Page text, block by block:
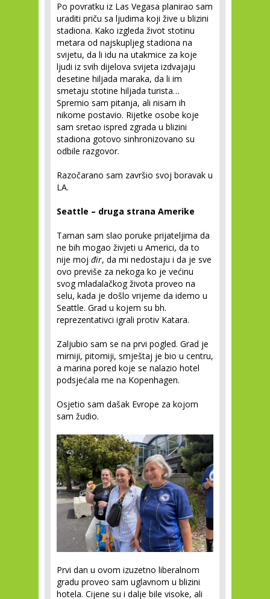
Po povratku iz Las Vegasa planirao sam
uraditi priču sa ljudima koji žive u blizini
stadiona. Kako izgleda život stotinu
metara od najskupljeg stadiona na
svijetu, da li idu na utakmice za koje
ljudi iz svih dijelova svijeta izdvajaju
desetine hiljada maraka, da li im
smetaju stotine hiljada turista…
Spremio sam pitanja, ali nisam ih
nikome postavio. Rijetke osobe koje
sam sretao ispred zgrada u blizini
stadiona gotovo sinhronizovano su
odbile razgovor.
Razočarano sam završio svoj boravak u
LA.
Seattle – druga strana Amerike
Taman sam slao poruke prijateljima da
ne bih mogao živjeti u Americi, da to
nije moj đir, da mi nedostaju i da je sve
ovo previše za nekoga ko je većinu
svog mladalačkog života proveo na
selu, kada je došlo vrijeme da idemo u
Seattle. Grad u kojem su bh.
reprezentativci igrali protiv Katara.
Zaljubio sam se na prvi pogled. Grad je
mirniji, pitomiji, smještaj je bio u centru,
a marina pored koje se nalazio hotel
podsjećala me na Kopenhagen.
Osjetio sam dašak Evrope za kojom
sam žudio.
Prvi dan u ovom izuzetno liberalnom
gradu proveo sam uglavnom u blizini
hotela. Cijene su i dalje bile visoke, ali